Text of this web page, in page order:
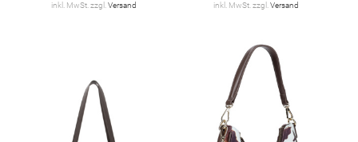
inkl. MwSt. zzgl.Versand inkl. MwSt. zzgl.Versand